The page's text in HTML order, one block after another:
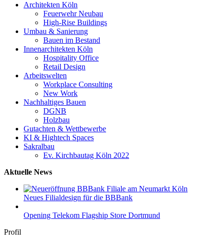
Architekten Köln
Feuerwehr Neubau
High-Rise Buildings
Umbau & Sanierung
Bauen im Bestand
Innenarchitekten Köln
Hospitality Office
Retail Design
Arbeitswelten
Workplace Consulting
New Work
Nachhaltiges Bauen
DGNB
Holzbau
Gutachten & Wettbewerbe
KI & Hightech Spaces
Sakralbau
Ev. Kirchbautag Köln 2022
Aktuelle News
Neues Filialdesign für die BBBank
Opening Telekom Flagship Store Dortmund
Profil